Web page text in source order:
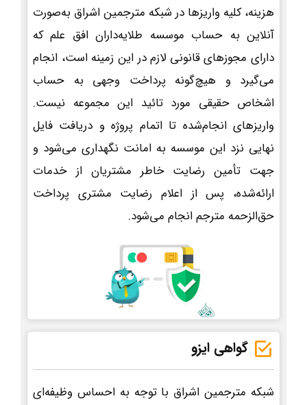
هزینه، کلیه واریزها در شبکه مترجمین اشراق به‌صورت
آنلاین به حساب موسسه طلایه‌داران افق علم که
دارای مجوزهای قانونی لازم در این زمینه است، انجام
می‌گیرد و هیچ‌گونه پرداخت وجهی به حساب
اشخاص حقیقی مورد تائید این مجموعه نیست.
واریزهای انجام‌شده تا اتمام پروژه و دریافت فایل
نهایی نزد این موسسه به امانت نگهداری می‌شود و
جهت تأمین رضایت خاطر مشتریان از خدمات
ارائه‌شده، پس از اعلام رضایت مشتری پرداخت
حق‌الزحمه مترجم انجام می‌شود.
گواهی ایزو
شبکه مترجمین اشراق با توجه به احساس وظیفه‌ای